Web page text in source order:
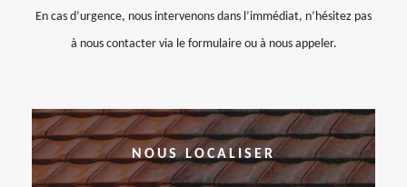
En cas d’urgence, nous intervenons dans l’immédiat, n’hésitez pas
à nous contacter via le formulaire ou à nous appeler.
NOUS LOCALISER